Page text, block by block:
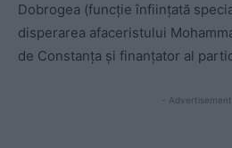
Dobrogea (funcție înființată
disperarea afaceristului
de Constanța și finanțator al
- Advertisement